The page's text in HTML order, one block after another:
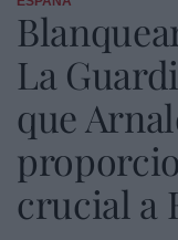
La
que
crucial a